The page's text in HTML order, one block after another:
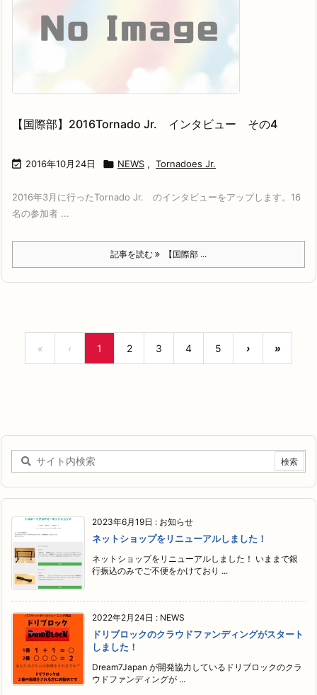
【国際部】2016Tornado Jr. インタビュー その4
 2016年10月24日  NEWS , Tornadoes Jr.
2016年3月に行ったTornado Jr. のインタビューをアップします。16
名の参加者 ...
記事を読む 【国際部 ...
« ‹ 1 2 3 4 5 › »
2023年6月19日 : お知らせ
ネットショップをリニューアルしました！
ネットショップをリニューアルしました！ いままで銀
行振込のみでご不便をかけており ...
2022年2月24日 : NEWS
ドリブロックのクラウドファンディングがスタート
しました！
Dream7Japan が開発協力しているドリブロックのクラ
ウドファンディングが ...